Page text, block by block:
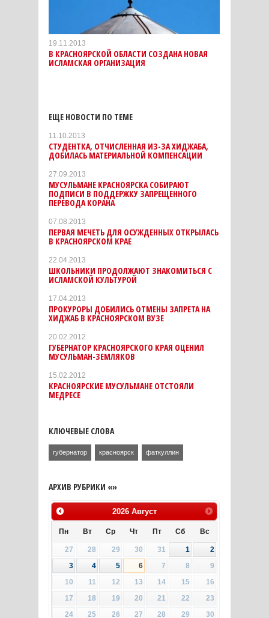
19.11.2013
В КРАСНОЯРСКОЙ ОБЛАСТИ СОЗДАНА НОВАЯ
ИСЛАМСКАЯ ОРГАНИЗАЦИЯ
ЕЩЕ НОВОСТИ ПО ТЕМЕ
11.10.2013
СТУДЕНТКА, ОТЧИСЛЕННАЯ ИЗ-ЗА ХИДЖАБА,
ДОБИЛАСЬ МАТЕРИАЛЬНОЙ КОМПЕНСАЦИИ
27.09.2013
МУСУЛЬМАНЕ КРАСНОЯРСКА СОБИРАЮТ
ПОДПИСИ В ПОДДЕРЖКУ ЗАПРЕЩЕННОГО
ПЕРЕВОДА КОРАНА
07.08.2013
ПЕРВАЯ МЕЧЕТЬ ДЛЯ ОСУЖДЕННЫХ ОТКРЫЛАСЬ
В КРАСНОЯРСКОМ КРАЕ
22.04.2013
ШКОЛЬНИКИ ПРОДОЛЖАЮТ ЗНАКОМИТЬСЯ С
ИСЛАМСКОЙ КУЛЬТУРОЙ
17.04.2013
ПРОКУРОРЫ ДОБИЛИСЬ ОТМЕНЫ ЗАПРЕТА НА
ХИДЖАБ В КРАСНОЯРСКОМ ВУЗЕ
20.02.2012
ГУБЕРНАТОР КРАСНОЯРСКОГО КРАЯ ОЦЕНИЛ
МУСУЛЬМАН-ЗЕМЛЯКОВ
15.02.2012
КРАСНОЯРСКИЕ МУСУЛЬМАНЕ ОТСТОЯЛИ
МЕДРЕСЕ
КЛЮЧЕВЫЕ СЛОВА
губернатор красноярск фаткуллин
АРХИВ РУБРИКИ «»
2026 Август
Пн Вт Ср Чт Пт Сб Вс
27 28 29 30 31 1
2
3
4 5 6 7 8
9
10
11 12 13 14 15
16
17
18 19 20 21 22
23
24
25 26 27 28 29
30